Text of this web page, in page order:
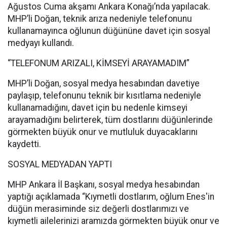
Ağustos Cuma akşamı Ankara Konağı’nda yapılacak.
MHP’li Doğan, teknik arıza nedeniyle telefonunu
kullanamayınca oğlunun düğününe davet için sosyal
medyayı kullandı.
“TELEFONUM ARIZALI, KİMSEYİ ARAYAMADIM”
MHP’li Doğan, sosyal medya hesabından davetiye
paylaşıp, telefonunu teknik bir kısıtlama nedeniyle
kullanamadığını, davet için bu nedenle kimseyi
arayamadığını belirterek, tüm dostlarını düğünlerinde
görmekten büyük onur ve mutluluk duyacaklarını
kaydetti.
SOSYAL MEDYADAN YAPTI
MHP Ankara İl Başkanı, sosyal medya hesabından
yaptığı açıklamada “Kıymetli dostlarım, oğlum Enes'in
düğün merasiminde siz değerli dostlarımızı ve
kıymetli ailelerinizi aramızda görmekten büyük onur ve